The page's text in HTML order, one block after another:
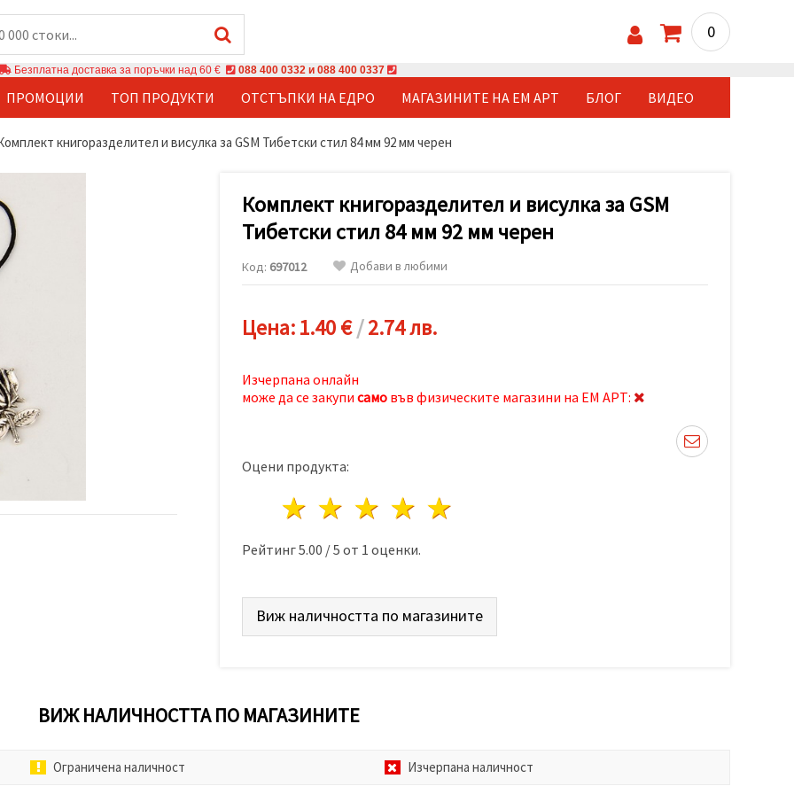
0
Безплатна доставка за поръчки над 60 € 088 400 0332 и 088 400 0337
ПРОМОЦИИ ТОП ПРОДУКТИ ОТСТЪПКИ НА ЕДРО МАГАЗИНИТЕ НА ЕМ АРТ БЛОГ ВИДЕО
книгоразделител и висулка за GSM Тибетски стил 84 мм 92 мм черен
Комплект книгоразделител и висулка за GSM
Тибетски стил 84 мм 92 мм черен
Код: 697012 Добави в любими
Цена:1.40 €/2.74 лв.
Изчерпана онлайн
може да се закупи само във физическите магазини на ЕМ АРТ:
Оцени продукта:
4 звезди
3 звезди
2 звезди
1 звезда
Рейтинг5.00 /5 от 1 оценки.
Виж наличността по магазините
ВИЖ НАЛИЧНОСТТА ПО МАГАЗИНИТЕ
Ограничена наличност Изчерпана наличност